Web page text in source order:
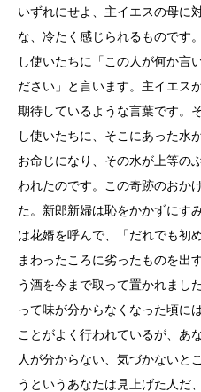
いずれにせよ、主イエスの母に
な、冷たく感じられるものです
し使いたちに「この人が何か言
ださい」と言います。主イエス
期待しているような言葉です。
し使いたちに、そこにあった水
お命じになり、その水が上等の
われたのです。この奇跡のおか
た。新郎新婦は恥をかかずにす
は花婿を呼んで、「だれでも初
まわったころに劣ったものを出
う酒を今まで取って置かれまし
って味が分からなくなった頃に
ことがよく行われているが、あ
人が分からない、気づかないと
うというあなたは見上げた人だ